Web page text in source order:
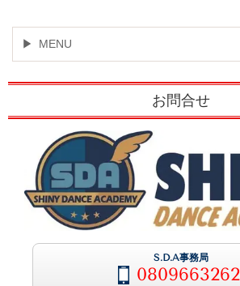
MENU
お問合せ
S.D.A事務局